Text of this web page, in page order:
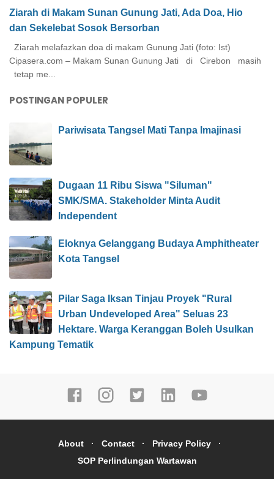
Ziarah di Makam Sunan Gunung Jati, Ada Doa, Hio
dan Sekelebat Sosok Bersorban
Ziarah melafazkan doa di makam Gunung Jati (foto: Ist)
Cipasera.com – Makam Sunan Gunung Jati di Cirebon masih
tetap me...
POSTINGAN POPULER
Pariwisata Tangsel Mati Tanpa Imajinasi
Dugaan 11 Ribu Siswa "Siluman"
SMK/SMA. Stakeholder Minta Audit
Independent
Eloknya Gelanggang Budaya Amphitheater
Kota Tangsel
Pilar Saga Iksan Tinjau Proyek "Rural
Urban Undeveloped Area" Seluas 23
Hektare. Warga Keranggan Boleh Usulkan
Kampung Tematik
About Contact
Privacy Policy
SOP Perlindungan Wartawan